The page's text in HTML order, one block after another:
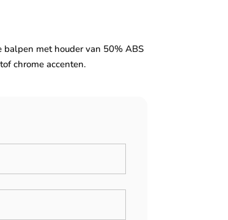
met houder van 50% ABS
chrome accenten.